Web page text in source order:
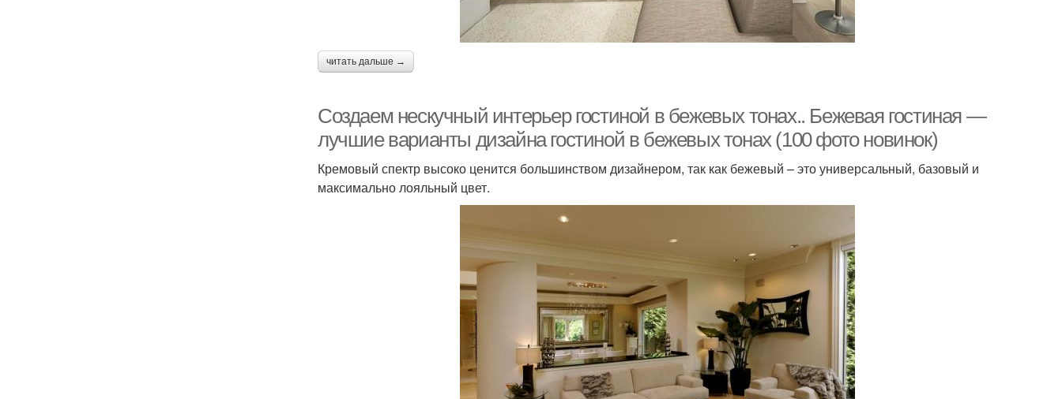
читать дальше →
Создаем нескучный интерьер гостиной в бежевых тонах.. Бежевая гостиная —
лучшие варианты дизайна гостиной в бежевых тонах (100 фото новинок)
Кремовый спектр высоко ценится большинством дизайнером, так как бежевый – это универсальный, базовый и
максимально лояльный цвет.